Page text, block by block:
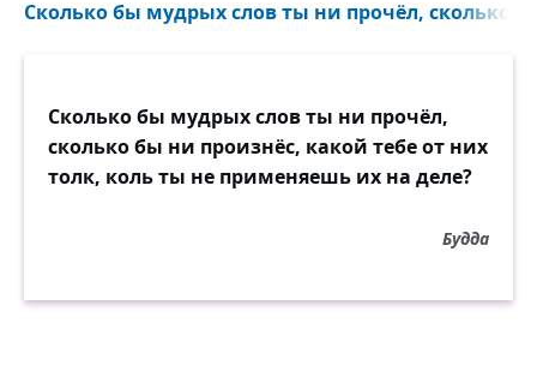
Сколько бы мудрых слов ты ни прочёл, сколько
Сколько бы мудрых слов ты ни прочёл,
сколько бы ни произнёс, какой тебе от них
толк, коль ты не применяешь их на деле?
Будда